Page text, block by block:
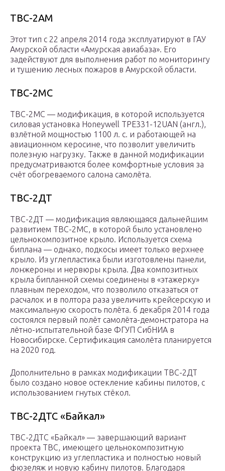
ТВС-2АМ
Этот тип с 22 апреля 2014 года эксплуатируют в ГАУ
Амурской области «Амурская авиабаза». Его
задействуют для выполнения работ по мониторингу
и тушению лесных пожаров в Амурской области.
ТВС-2МС
ТВС-2МС — модификация, в которой используется
силовая установка Honeywell TPE331-12UAN (англ.),
взлётной мощностью 1100 л. с. и работающей на
авиационном керосине, что позволит увеличить
полезную нагрузку. Также в данной модификации
предусматриваются более комфортные условия за
счёт обогреваемого салона самолёта.
ТВС-2ДТ
ТВС-2ДТ — модификация являющаяся дальнейшим
развитием ТВС-2МС, в которой было установлено
цельнокомпозитное крыло. Используется схема
биплана — однако, подкосы имеет только верхнее
крыло. Из углепластика были изготовлены панели,
лонжероны и нервюры крыла. Два композитных
крыла бипланной схемы соединены в «этажерку»
плавным переходом, что позволило отказаться от
расчалок и в полтора раза увеличить крейсерскую и
максимальную скорость полёта. 6 декабря 2014 года
состоялся первый полёт самолёта-демонстратора на
лётно-испытательной базе ФГУП СибНИА в
Новосибирске. Сертификация самолёта планируется
на 2020 год.
Дополнительно в рамках модификации ТВС-2ДТ
было создано новое остекление кабины пилотов, с
использованием гнутых стёкол.
ТВС-2ДТС «Байкал»
ТВС-2ДТС «Байкал» — завершающий вариант
проекта ТВС, имеющего цельнокомпозитную
конструкцию из углепластика и полностью новый
фюзеляж и новую кабину пилотов. Благодаря